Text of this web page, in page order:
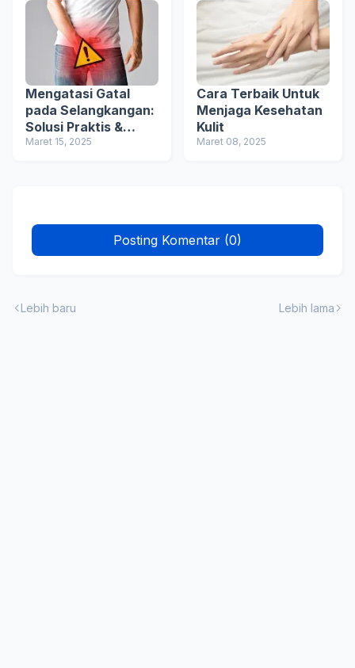
Mengatasi Gatal
pada Selangkangan:
Solusi Praktis &
Aman
Maret 15, 2025
Cara Terbaik Untuk
Menjaga Kesehatan
Kulit
Maret 08, 2025
Posting Komentar (0)
Lebih baru Lebih lama